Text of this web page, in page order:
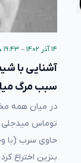
۱۴ آذر ۱۴۰۲ – ۱۹:۴۳ •
آشنایی با
سبب مرگ
در میان همه
توماس میدجلی
حاوی سرب (با
بنزین اختراع